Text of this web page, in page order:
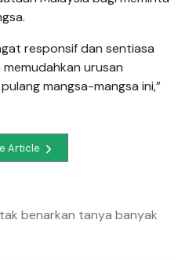
responsif dan sentiasa
urusan
mangsa-mangsa ini,”
Article
benarkan tanya banyak